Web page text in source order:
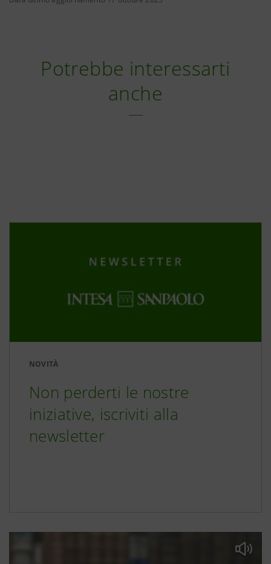
Potrebbe interessarti
anche
NOVITÀ
Non perderti le nostre
iniziative, iscriviti alla
newsletter